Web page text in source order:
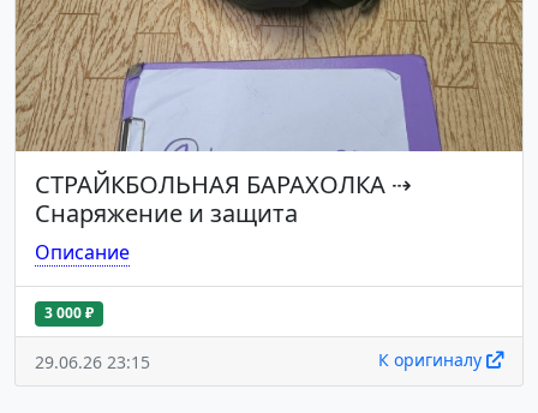
СТРАЙКБОЛЬНАЯ БАРАХОЛКА ⇢
Снаряжение и защита
Описание
3 000 ₽
29.06.26 23:15 К оригиналу